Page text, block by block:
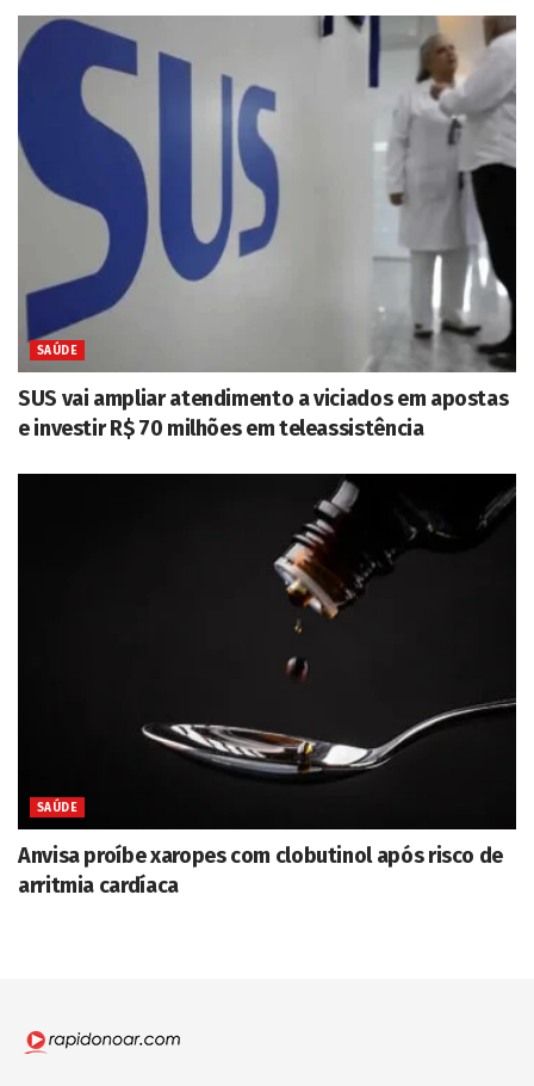
SAÚDE
SUS vai ampliar atendimento a viciados em apostas
e investir R$ 70 milhões em teleassistência
SAÚDE
Anvisa proíbe xaropes com clobutinol após risco de
arritmia cardíaca